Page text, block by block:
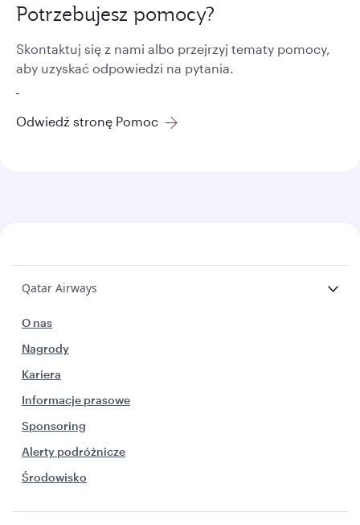
Potrzebujesz pomocy?
Skontaktuj się z nami albo przejrzyj tematy pomocy,
aby uzyskać odpowiedzi na pytania.
Odwiedź stronę Pomoc
Qatar Airways
O nas
Nagrody
Kariera
Informacje prasowe
Sponsoring
Alerty podróżnicze
Środowisko